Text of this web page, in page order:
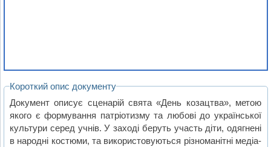
Короткий опис документу
Документ описує сценарій свята «День козацтва», метою
якого є формування патріотизму та любові до української
культури серед учнів. У заході беруть участь діти, одягнені
в народні костюми, та використовуються різноманітні медіа-